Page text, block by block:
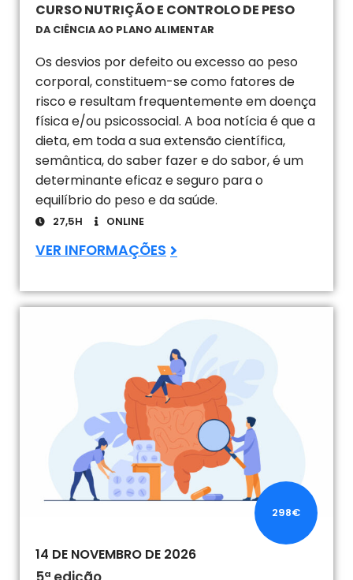
CURSO NUTRIÇÃO E CONTROLO DE PESO
DA CIÊNCIA AO PLANO ALIMENTAR
Os desvios por defeito ou excesso ao peso
corporal, constituem-se como fatores de
risco e resultam frequentemente em doença
física e/ou psicossocial. A boa notícia é que a
dieta, em toda a sua extensão científica,
semântica, do saber fazer e do sabor, é um
determinante eficaz e seguro para o
equilíbrio do peso e da saúde.
27,5H ONLINE
VER INFORMAÇÕES
298€
14 DE NOVEMBRO DE 2026